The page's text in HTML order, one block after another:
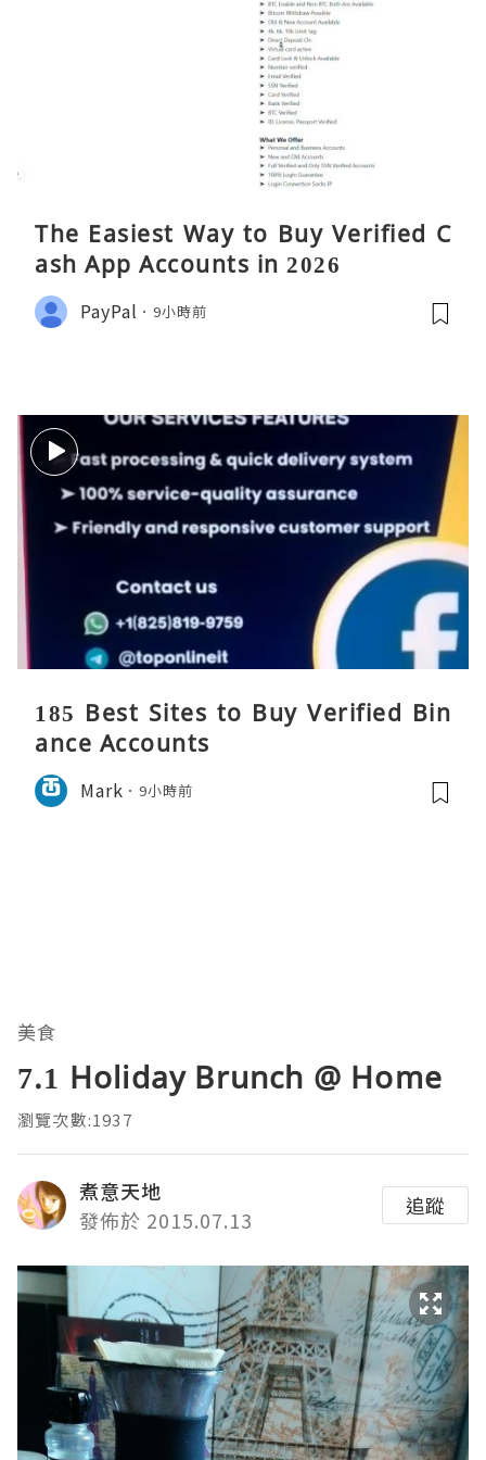
The Easiest Way to Buy Verified C
ash App Accounts in 2026
PayPal 9小時前
185 Best Sites to Buy Verified Bin
ance Accounts
Mark 9小時前
美食
7.1 Holiday Brunch @ Home
瀏覽次數:1937
煮意天地
發佈於 2015.07.13
追蹤